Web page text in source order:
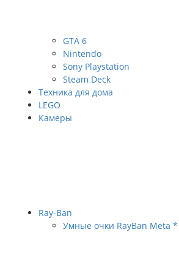
GTA 6
Nintendo
Sony Playstation
Steam Deck
Техника для дома
LEGO
Камеры
Ray-Ban
Умные очки RayBan Meta